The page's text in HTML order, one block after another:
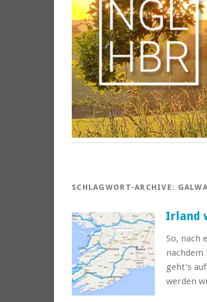
SCHLAGWORT-ARCHIVE:
Irland
So, nach
nachdem
geht’s
werden